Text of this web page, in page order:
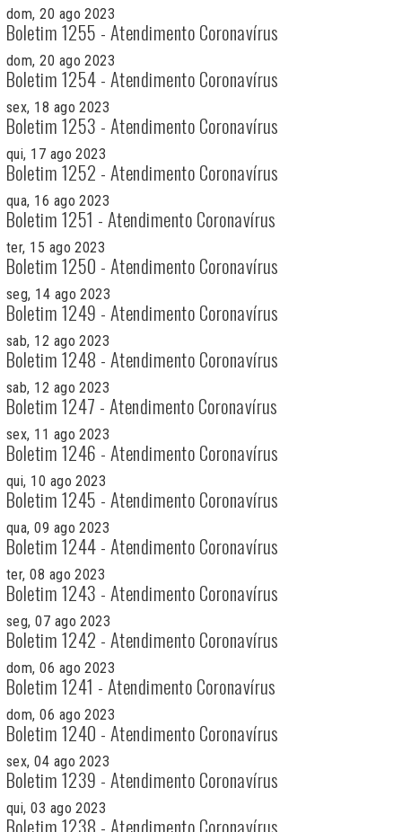
dom, 20 ago 2023
Boletim 1255 - Atendimento Coronavírus
dom, 20 ago 2023
Boletim 1254 - Atendimento Coronavírus
sex, 18 ago 2023
Boletim 1253 - Atendimento Coronavírus
qui, 17 ago 2023
Boletim 1252 - Atendimento Coronavírus
qua, 16 ago 2023
Boletim 1251 - Atendimento Coronavírus
ter, 15 ago 2023
Boletim 1250 - Atendimento Coronavírus
seg, 14 ago 2023
Boletim 1249 - Atendimento Coronavírus
sab, 12 ago 2023
Boletim 1248 - Atendimento Coronavírus
sab, 12 ago 2023
Boletim 1247 - Atendimento Coronavírus
sex, 11 ago 2023
Boletim 1246 - Atendimento Coronavírus
qui, 10 ago 2023
Boletim 1245 - Atendimento Coronavírus
qua, 09 ago 2023
Boletim 1244 - Atendimento Coronavírus
ter, 08 ago 2023
Boletim 1243 - Atendimento Coronavírus
seg, 07 ago 2023
Boletim 1242 - Atendimento Coronavírus
dom, 06 ago 2023
Boletim 1241 - Atendimento Coronavírus
dom, 06 ago 2023
Boletim 1240 - Atendimento Coronavírus
sex, 04 ago 2023
Boletim 1239 - Atendimento Coronavírus
qui, 03 ago 2023
Boletim 1238 - Atendimento Coronavírus